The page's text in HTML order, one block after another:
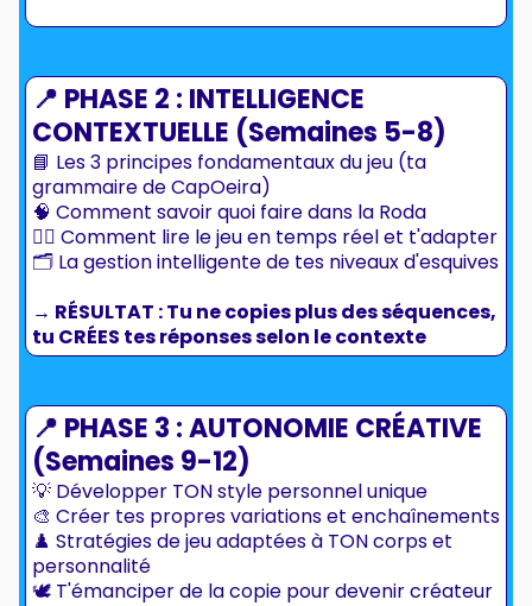
📍 PHASE 2 : INTELLIGENCE
CONTEXTUELLE (Semaines 5-8)
📘 Les 3 principes fondamentaux du jeu (ta
grammaire de CapOeira)
🧠 Comment savoir quoi faire dans la Roda
🕵️‍♀️ Comment lire le jeu en temps réel et t'adapter
🗂️ La gestion intelligente de tes niveaux d'esquives
→ RÉSULTAT : Tu ne copies plus des séquences,
tu CRÉES tes réponses selon le contexte
📍 PHASE 3 : AUTONOMIE CRÉATIVE
(Semaines 9-12)
💡 Développer TON style personnel unique
🎨 Créer tes propres variations et enchaînements
♟️ Stratégies de jeu adaptées à TON corps et
personnalité
🕊️ T'émanciper de la copie pour devenir créateur